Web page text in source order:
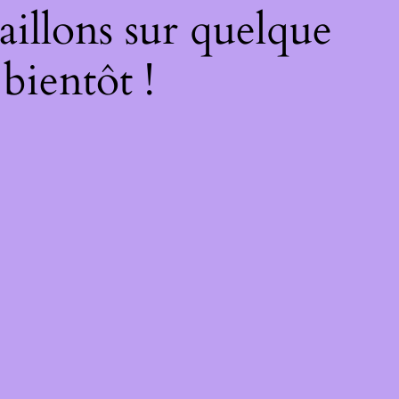
sur quelque
!